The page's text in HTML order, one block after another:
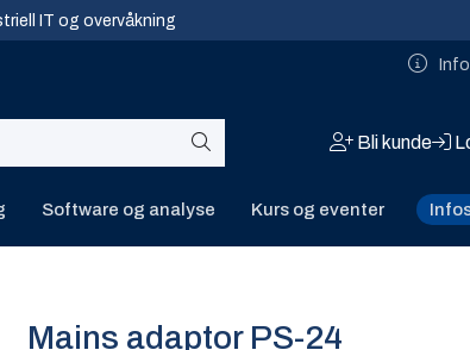
IT og overvåkning
Bli kunde
Software og analyse Kurs og eventer
Mains adaptor PS-24